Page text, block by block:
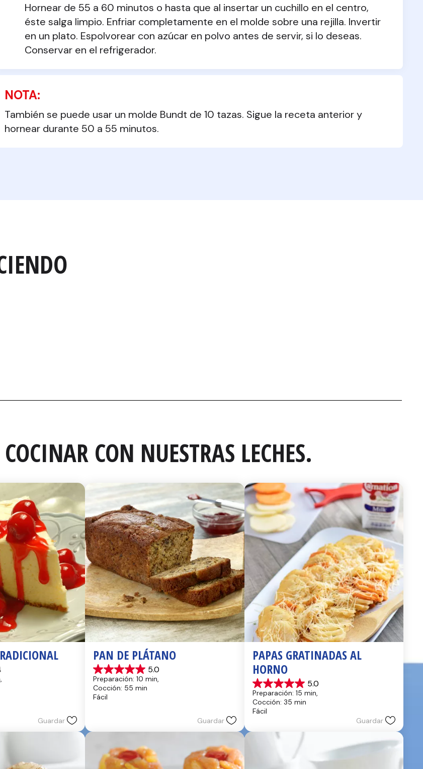
Hornear de 55 a 60 minutos o hasta que al insertar un cuchillo en el centro,
éste salga limpio. Enfriar completamente en el molde sobre una rejilla. Invertir
en un plato. Espolvorear con azúcar en polvo antes de servir, si lo deseas.
Conservar en el refrigerador.
NOTA:
También se puede usar un molde Bundt de 10 tazas. Sigue la receta anterior y
hornear durante 50 a 55 minutos.
CON NUESTRAS LECHES.
Guardar
PAN DE PLÁTANO
5.0
5.0
de
5
estrellas.
Preparación: 10 min,
Cocción: 55 min
Fácil
Guardar
PAPAS GRATINADAS AL
HORNO
5.0
5.0
de
5
estrellas.
reseñas
Preparación: 15 min,
Cocción: 35 min
Fácil
Guardar